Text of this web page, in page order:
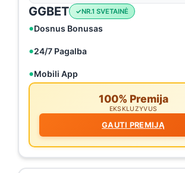
GGBET NR.1 SVETAINĖ
Dosnus Bonusas
24/7 Pagalba
Mobili App
100% Premija
EKSKLUZYVUS
GAUTI PREMIJĄ